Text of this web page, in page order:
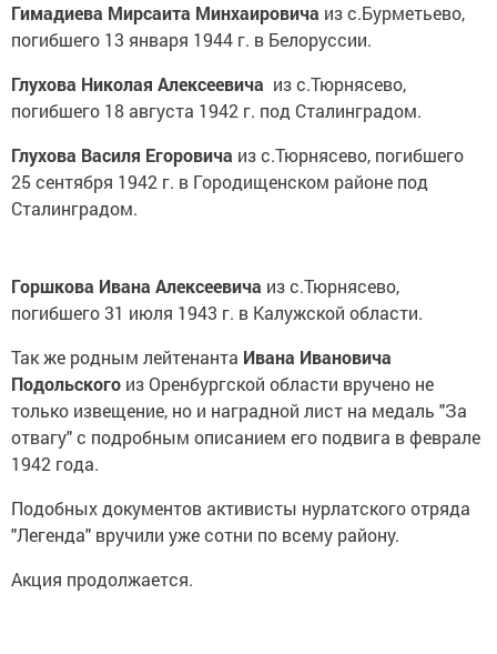
Гимадиева Мирсаита Минхаировича из с.Бурметьево,
погибшего 13 января 1944 г. в Белоруссии.
Глухова Николая Алексеевича из с.Тюрнясево,
погибшего 18 августа 1942 г. под Сталинградом.
Глухова Василя Егоровича из с.Тюрнясево, погибшего
25 сентября 1942 г. в Городищенском районе под
Сталинградом.
Горшкова Ивана Алексеевича из с.Тюрнясево,
погибшего 31 июля 1943 г. в Калужской области.
Так же родным лейтенанта Ивана Ивановича
Подольского из Оренбургской области вручено не
только извещение, но и наградной лист на медаль "За
отвагу" с подробным описанием его подвига в феврале
1942 года.
Подобных документов активисты нурлатского отряда
"Легенда" вручили уже сотни по всему району.
Акция продолжается.